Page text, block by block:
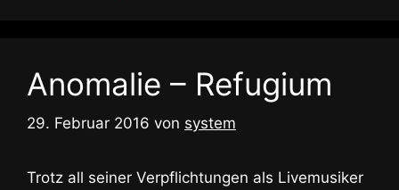
Anomalie – Refugium
29. Februar 2016 von system
Trotz all seiner Verpflichtungen als Livemusiker